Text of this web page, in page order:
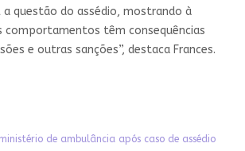
a questão do assédio, mostrando à
comportamentos têm consequências
e outras sanções”, destaca Frances.
de ambulância após caso de assédio